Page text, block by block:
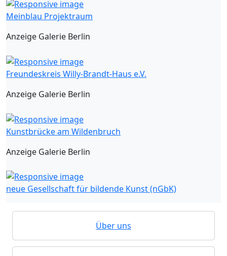
Meinblau Projektraum
Anzeige Galerie Berlin
Freundeskreis Willy-Brandt-Haus e.V.
Anzeige Galerie Berlin
Kunstbrücke am Wildenbruch
Anzeige Galerie Berlin
neue Gesellschaft für bildende Kunst (nGbK)
Über uns